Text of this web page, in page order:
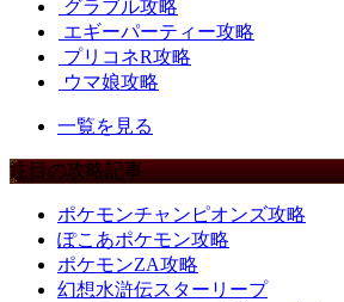
グラブル攻略
エギーパーティー攻略
プリコネR攻略
ウマ娘攻略
一覧を見る
注目の攻略記事
ポケモンチャンピオンズ攻略
ぽこあポケモン攻略
ポケモンZA攻略
幻想水滸伝スターリープ